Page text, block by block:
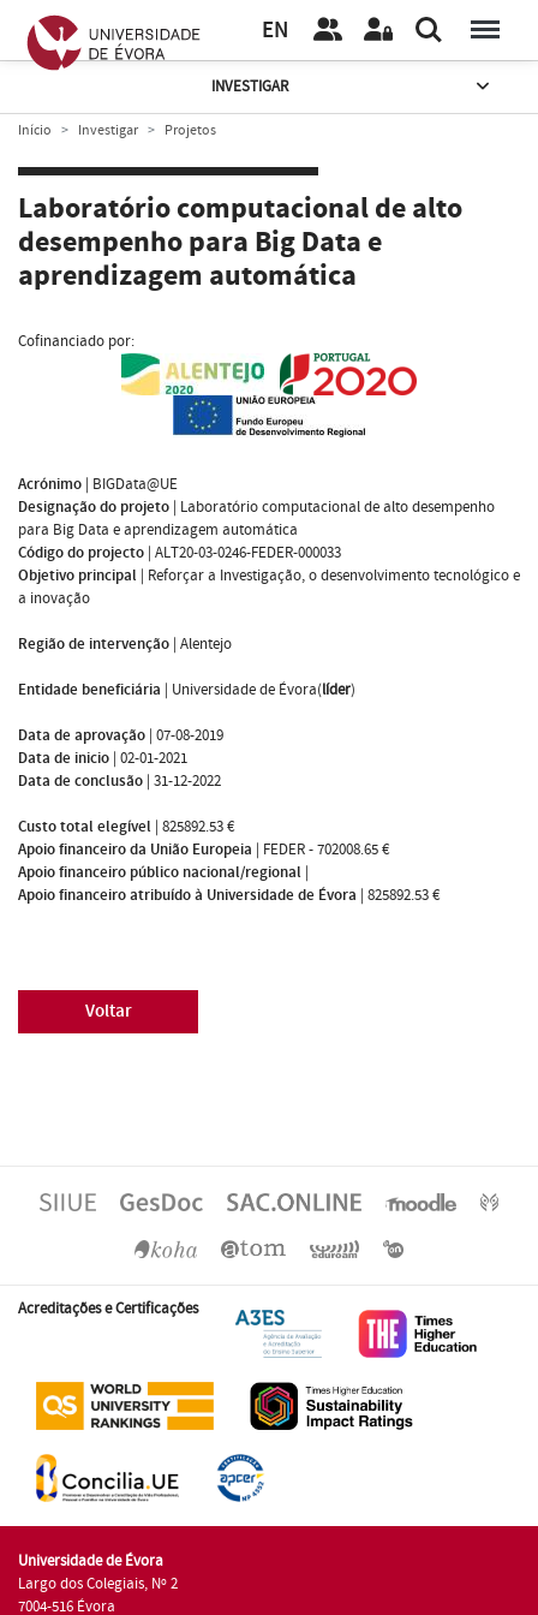
EN
INVESTIGAR
Início Investigar Projetos
Laboratório computacional de alto
desempenho para Big Data e
aprendizagem automática
Cofinanciado por:
Acrónimo | BIGData@UE
Designação do projeto | Laboratório computacional de alto desempenho
para Big Data e aprendizagem automática
Código do projecto | ALT20-03-0246-FEDER-000033
Objetivo principal | Reforçar a Investigação, o desenvolvimento tecnológico e
a inovação
Região de intervenção | Alentejo
Entidade beneficiária | Universidade de Évora(líder)
Data de aprovação | 07-08-2019
Data de inicio | 02-01-2021
Data de conclusão | 31-12-2022
Custo total elegível | 825892.53 €
Apoio financeiro da União Europeia | FEDER - 702008.65 €
Apoio financeiro público nacional/regional |
Apoio financeiro atribuído à Universidade de Évora | 825892.53 €
Voltar
Acreditações e Certificações
Universidade de Évora
Largo dos Colegiais, Nº 2
7004-516 Évora